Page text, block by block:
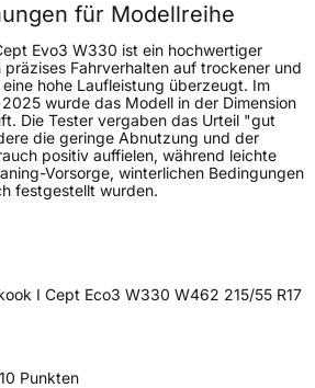
240 km/h
Evo3 W330
für Modellreihe
Evo3 W330 ist ein hochwertiger
Fahrverhalten auf trockener und
hohe Laufleistung überzeugt. Im
wurde das Modell in der Dimension
Die Tester vergaben das Urteil "gut
die geringe Abnutzung und der
positiv auffielen, während leichte
Vorsorge, winterlichen Bedingungen
festgestellt wurden.
I Cept Eco3 W330 W462 215/55 R17
Punkten